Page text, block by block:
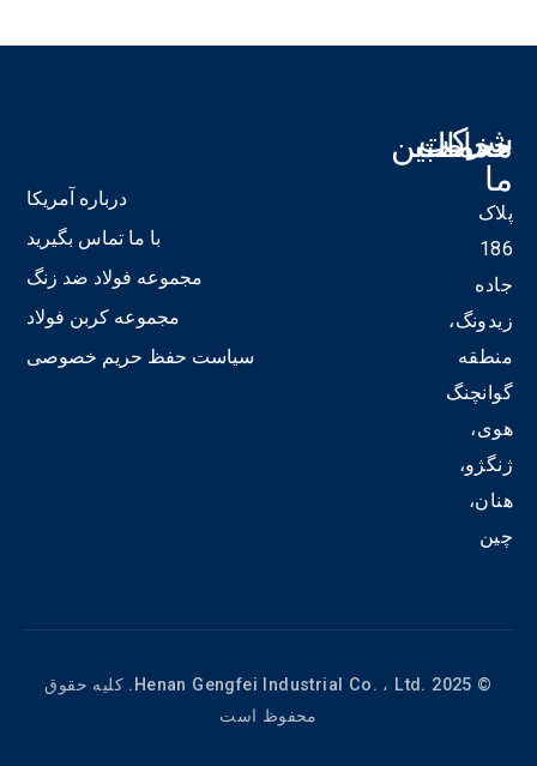
شرکت
پلاک
186
جاده
زیدونگ،
منطقه
گوانچنگ
هوی،
ژنگژو،
هنان،
چین
مخاطبین
ما
خدمات
درباره آمریکا
با ما تماس بگیرید
مجموعه فولاد ضد زنگ
مجموعه کربن فولاد
سیاست حفظ حریم خصوصی
© Henan Gengfei Industrial Co. ، Ltd. 2025. کلیه حقوق
محفوظ است